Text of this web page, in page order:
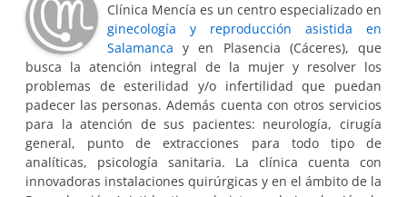
Clínica Mencía es un centro especializado en
ginecología y reproducción asistida en
Salamanca y en Plasencia (Cáceres), que
busca la atención integral de la mujer y resolver los
problemas de esterilidad y/o infertilidad que puedan
padecer las personas. Además cuenta con otros servicios
para la atención de sus pacientes: neurología, cirugía
general, punto de extracciones para todo tipo de
analíticas, psicología sanitaria. La clínica cuenta con
innovadoras instalaciones quirúrgicas y en el ámbito de la